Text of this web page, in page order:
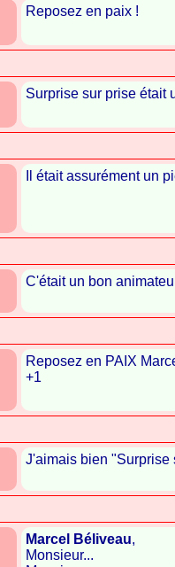
Reposez en paix !
Surprise sur prise était
Il était assurément un
C'était un bon
Reposez en PAIX
+1
J'aimais bien "Surprise
Marcel Béliveau,
Monsieur...